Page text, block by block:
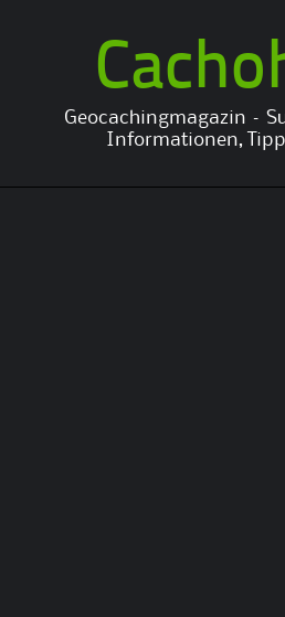
Geocachingmagazin –
Informationen,